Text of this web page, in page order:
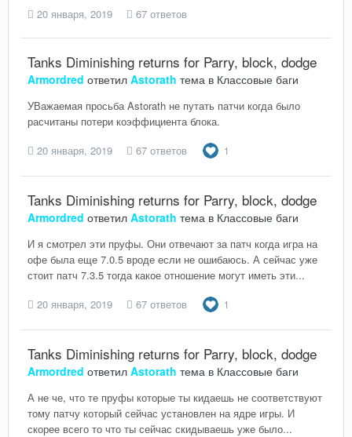
20 января, 2019
67 ответов
Tanks Diminishing returns for Parry, block, dodge
Armordred ответил Astorath тема в Классовые баги
УВажаемая просьба Astorath не путать патчи когда было
расчитаны потери коэффициента блока.
20 января, 2019
67 ответов 1
Tanks Diminishing returns for Parry, block, dodge
Armordred ответил Astorath тема в Классовые баги
И я смотрел эти пруфы. Они отвечают за патч когда игра на
офе была еще 7.0.5 вроде если не ошибаюсь. А сейчас уже
стоит патч 7.3.5 тогда какое отношение могут иметь эти...
20 января, 2019
67 ответов 1
Tanks Diminishing returns for Parry, block, dodge
Armordred ответил Astorath тема в Классовые баги
А не че, что те пруфы которые ты кидаешь не соответствуют
тому патчу который сейчас установлен на ядре игры. И
скорее всего то что ты сейчас скидываешь уже было...